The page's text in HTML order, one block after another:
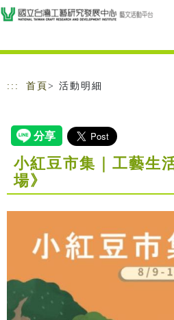
跳到主要內容
網站導覽
::: 首頁 > 活動明細
小紅豆市集｜工藝生
場》